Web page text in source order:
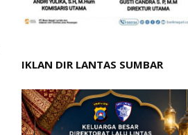
IKLAN DIR LANTAS SUMBAR